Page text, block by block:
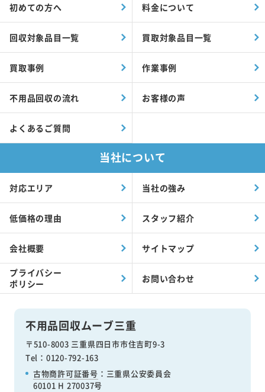
不用品回収ムーブ三重
〒510-8003 三重県四日市市住吉町9-3
Tel：0120-792-163
古物商許可証番号 ：三重県公安委員会
60101 H 270037号
初めての方へ 料金について
回収対象品目一覧 買取対象品目一覧
買取事例 作業事例
不用品回収の流れ お客様の声
よくあるご質問
当社について
対応エリア 当社の強み
低価格の理由 スタッフ紹介
会社概要 サイトマップ
プライバシー
ポリシー
お問い合わせ